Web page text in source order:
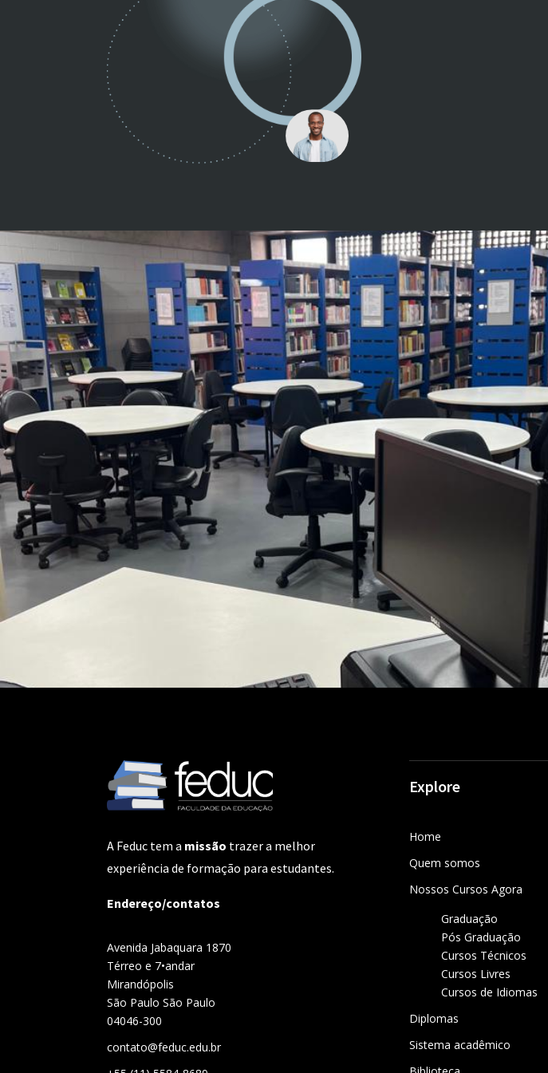
A Feduc tem a missão trazer a melhor
experiência de formação para estudantes.
Endereço/contatos
Avenida Jabaquara 1870
Térreo e 7•andar
Mirandópolis
São Paulo São Paulo
04046-300
contato@feduc.edu.br
Explore
Home
Quem somos
Nossos Cursos Agora
Graduação
Pós Graduação
Cursos Técnicos
Cursos Livres
Cursos de Idiomas
Diplomas
Sistema acadêmico